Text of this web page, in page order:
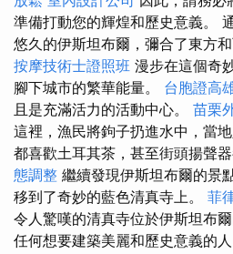
準備打動您的輝煌和歷史意義。
悠久的伊斯坦布爾，彌合了東方
按摩技術士證照班 漫步在這個奇
腳下城市的繁華能量。 台胞證高
且是充滿活力的活動中心。 苗栗
這裡，漁民將鉤子扔進水中，當
都喜歡土耳其茶，甚至街頭揚聲
態調整 繼續發現伊斯坦布爾的景
移到了奇妙的藍色清真寺上。 菲
令人驚嘆的清真寺位於伊斯坦布
任何想要建築美麗和歷史意義的